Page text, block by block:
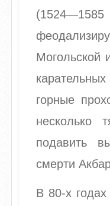
Могольской
горные
несколько
подавить
смерти
В 80-х